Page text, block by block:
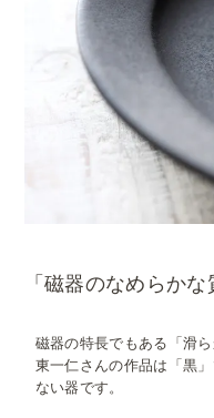
「磁器のなめらかな
磁器の特長でもある「滑ら
東一仁さんの作品は「黒
ない器です。